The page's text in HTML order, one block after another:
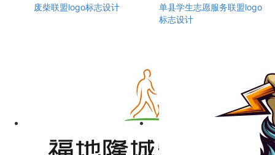
废柴联盟logo标志设计
单县学生志愿服务联盟logo
标志设计